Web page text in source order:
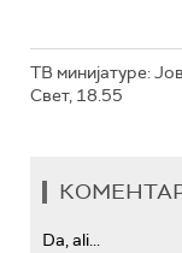
ТВ минијатуре:
Свет, 18.55
Da, ali...